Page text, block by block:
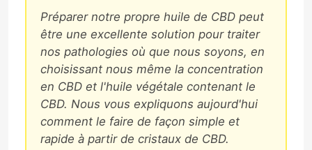
Préparer notre propre huile de CBD peut
être une excellente solution pour traiter
nos pathologies où que nous soyons, en
choisissant nous même la concentration
en CBD et l'huile végétale contenant le
CBD. Nous vous expliquons aujourd'hui
comment le faire de façon simple et
rapide à partir de cristaux de CBD.